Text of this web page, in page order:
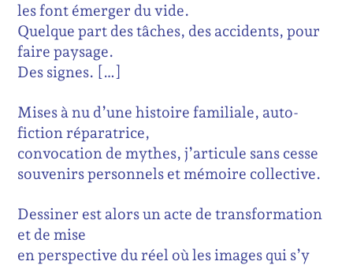
les font émerger du vide.
Quelque part des tâches, des accidents, pour
faire paysage.
Des signes. […]
Mises à nu d’une histoire familiale, auto-
fiction réparatrice,
convocation de mythes, j’articule sans cesse
souvenirs personnels et mémoire collective.
Dessiner est alors un acte de transformation
et de mise
en perspective du réel où les images qui s’y